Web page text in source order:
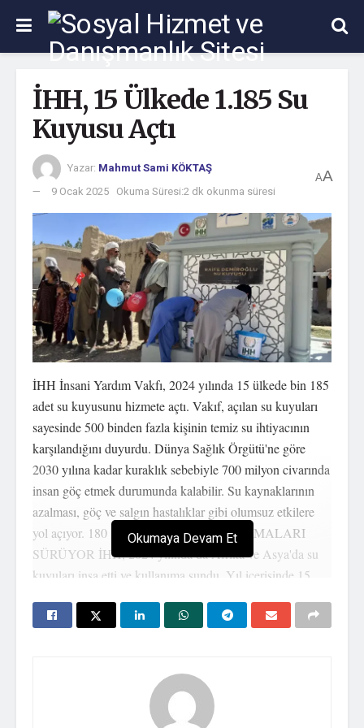
İHH, 15 Ülkede 1.185 Su
Kuyusu Açtı
Yazar: Mahmut Sami KÖKTAŞ
9 Ocak 2025 Okuma Süresi:2 dk okunma süresi
AA
İHH İnsani Yardım Vakfı, 2024 yılında 15 ülkede bin 185
adet su kuyusunu hizmete açtı. Vakıf, açılan su kuyuları
sayesinde 500 binden fazla kişinin temiz su ihtiyacının
karşılandığını duyurdu. Dünya Sağlık Örgütü'ne göre
2030 yılına kadar kuraklık sebebiyle 700 milyon civarında
insan göç etmek durumunda kalabilir. Su kaynaklarının
azalması, göç ve salgın hastalıklar gibi olumsuz etkilere
yol açıyor. 180 KUYUNUN İNŞA ÇALIŞMALARI
SÜRÜYOR İHH, 2024 yılında da Afrika ve Asya'da su
kuyuları inşa etti ve kullanıma sundu. Yıl içerisinde 15
binden fazla insan temiz suya ulaşıyor. Ayrıca, İHH
KADAR 15 BİN 389 KUYU AÇILDI Vakıftan yapılan
açıklamada şu bilgilere yer verildi: “İHH'nın 2000 yılından
bu yana 42 ülkede açtığı su kuyusu sayısı ise 15 bin 389
Okumaya Devam Et